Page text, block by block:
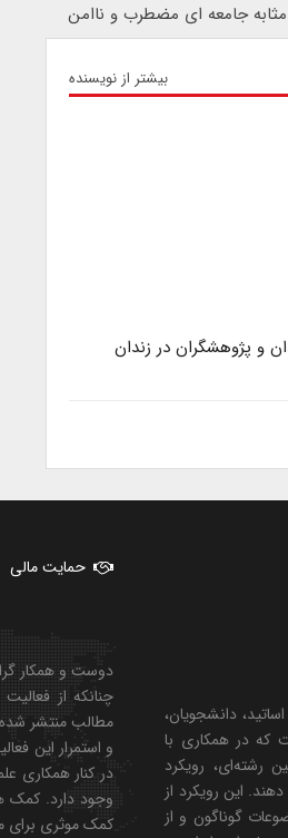
مثابه جامعه ای مضطرب و ناامن
بیشتر از نویسنده
و پژوهشگران در زندان
دانشجویان،
که در همکاری با
رشته‌ای، رویکرد
این رویکرد از
گوناگون و از
حمایت مالی
دوست و همکار
چنانکه از
مطالب منتشر شده
و استمرار این
در کنار همکاری
وجود دارد. کمک
کمک موثری برای